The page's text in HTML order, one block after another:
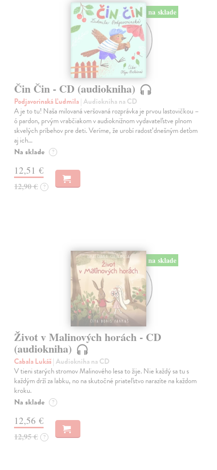
na sklade
Čin Čin - CD (audiokniha)
Podjavorinská Ľudmila| Audiokniha na CD
A je to tu! Naša milovaná veršovaná rozprávka je prvou lastovičkou –
ó pardon, prvým vrabčiakom v audioknižnom vydavateľstve plnom
skvelých príbehov pre deti. Veríme, že urobí radosť dnešným deťom
aj ich…
Na sklade ?
12,51 €
12,90 € ?
na sklade
Život v Malinových horách - CD
(audiokniha)
Cabala Lukáš| Audiokniha na CD
V tieni starých stromov Malinového lesa to žije. Nie každý sa tu s
každým drží za labku, no na skutočné priateľstvo narazíte na každom
kroku.
Na sklade ?
12,56 €
12,95 € ?